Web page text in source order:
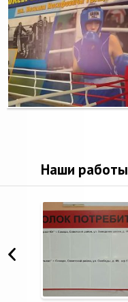
Наши работы